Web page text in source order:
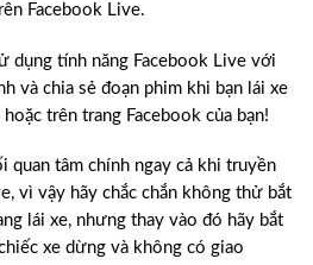
Facebook Live.
dụng tính năng Facebook Live với
và chia sẻ đoạn phim khi bạn lái xe
trên trang Facebook của bạn!
quan tâm chính ngay cả khi truyền
vì vậy hãy chắc chắn không thử bắt
lái xe, nhưng thay vào đó hãy bắt
xe dừng và không có giao